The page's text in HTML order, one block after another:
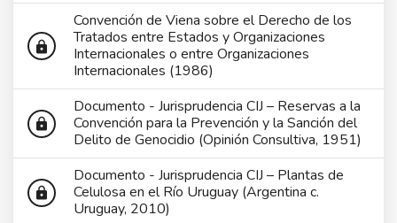
lock
Convención de Viena sobre el Derecho de los
Tratados entre Estados y Organizaciones
Internacionales o entre Organizaciones
Internacionales (1986)
lock
Documento - Jurisprudencia CIJ – Reservas a la
Convención para la Prevención y la Sanción del
Delito de Genocidio (Opinión Consultiva, 1951)
lock
Documento - Jurisprudencia CIJ – Plantas de
Celulosa en el Río Uruguay (Argentina c.
Uruguay, 2010)